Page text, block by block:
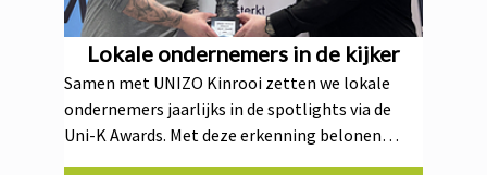
Lokale ondernemers in de kijker
Samen met UNIZO Kinrooi zetten we lokale
ondernemers jaarlijks in de spotlights via de
Uni-K Awards. Met deze erkenning belonen